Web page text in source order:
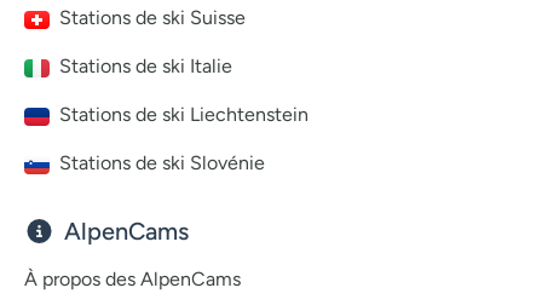
Stations de ski Suisse
Stations de ski Italie
Stations de ski Liechtenstein
Stations de ski Slovénie
AlpenCams
À propos des AlpenCams